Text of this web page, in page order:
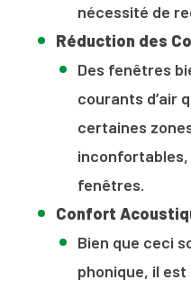
nécessité de
Réduction des
Des fenêtres
courants d’air
certaines
fenêtres.
Confort
Bien que ceci
phonique, il